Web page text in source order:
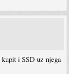
i SSD uz njega